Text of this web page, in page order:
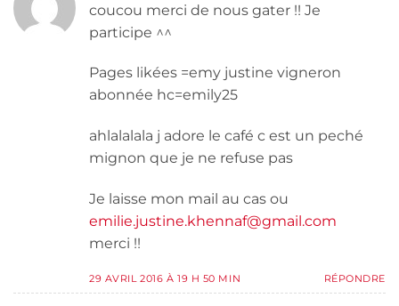
coucou merci de nous gater !! Je
participe ^^
Pages likées =emy justine vigneron
abonnée hc=emily25
ahlalalala j adore le café c est un peché
mignon que je ne refuse pas
Je laisse mon mail au cas ou
emilie.justine.khennaf@gmail.com
merci !!
29 AVRIL 2016 À 19 H 50 MIN RÉPONDRE